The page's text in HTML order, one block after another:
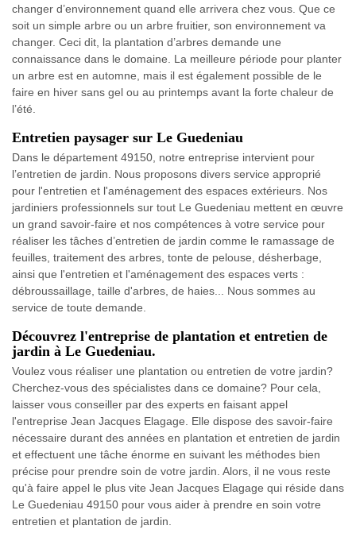
changer d’environnement quand elle arrivera chez vous. Que ce
soit un simple arbre ou un arbre fruitier, son environnement va
changer. Ceci dit, la plantation d’arbres demande une
connaissance dans le domaine. La meilleure période pour planter
un arbre est en automne, mais il est également possible de le
faire en hiver sans gel ou au printemps avant la forte chaleur de
l’été.
Entretien paysager sur Le Guedeniau
Dans le département 49150, notre entreprise intervient pour
l’entretien de jardin. Nous proposons divers service approprié
pour l'entretien et l'aménagement des espaces extérieurs. Nos
jardiniers professionnels sur tout Le Guedeniau mettent en œuvre
un grand savoir-faire et nos compétences à votre service pour
réaliser les tâches d’entretien de jardin comme le ramassage de
feuilles, traitement des arbres, tonte de pelouse, désherbage,
ainsi que l'entretien et l'aménagement des espaces verts :
débroussaillage, taille d'arbres, de haies... Nous sommes au
service de toute demande.
Découvrez l'entreprise de plantation et entretien de
jardin à Le Guedeniau.
Voulez vous réaliser une plantation ou entretien de votre jardin?
Cherchez-vous des spécialistes dans ce domaine? Pour cela,
laisser vous conseiller par des experts en faisant appel
l'entreprise Jean Jacques Elagage. Elle dispose des savoir-faire
nécessaire durant des années en plantation et entretien de jardin
et effectuent une tâche énorme en suivant les méthodes bien
précise pour prendre soin de votre jardin. Alors, il ne vous reste
qu'à faire appel le plus vite Jean Jacques Elagage qui réside dans
Le Guedeniau 49150 pour vous aider à prendre en soin votre
entretien et plantation de jardin.